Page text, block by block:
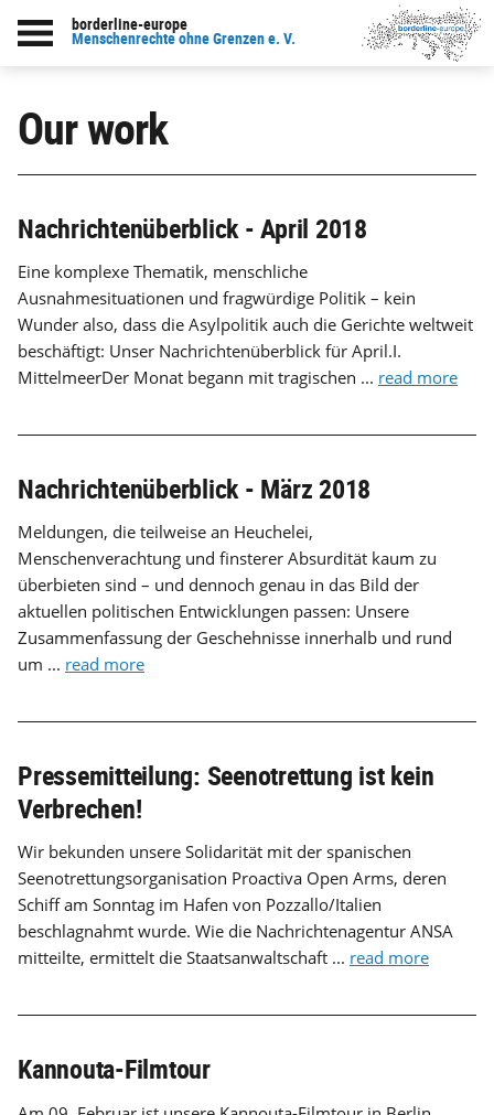
borderline-europe
Menschenrechte ohne Grenzen e. V.
Our work
Nachrichtenüberblick - April 2018
Eine komplexe Thematik, menschliche
Ausnahmesituationen und fragwürdige Politik – kein
Wunder also, dass die Asylpolitik auch die Gerichte weltweit
beschäftigt: Unser Nachrichtenüberblick für April.I.
MittelmeerDer Monat begann mit tragischen ... read more
Nachrichtenüberblick - März 2018
Meldungen, die teilweise an Heuchelei,
Menschenverachtung und finsterer Absurdität kaum zu
überbieten sind – und dennoch genau in das Bild der
aktuellen politischen Entwicklungen passen: Unsere
Zusammenfassung der Geschehnisse innerhalb und rund
um ... read more
Pressemitteilung: Seenotrettung ist kein
Verbrechen!
Wir bekunden unsere Solidarität mit der spanischen
Seenotrettungsorganisation Proactiva Open Arms, deren
Schiff am Sonntag im Hafen von Pozzallo/Italien
beschlagnahmt wurde. Wie die Nachrichtenagentur ANSA
mitteilte, ermittelt die Staatsanwaltschaft ... read more
Kannouta-Filmtour